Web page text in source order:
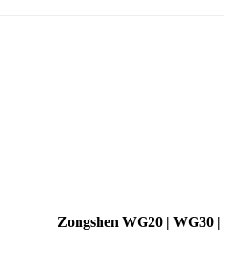
Zongshen WG20 | WG30 |